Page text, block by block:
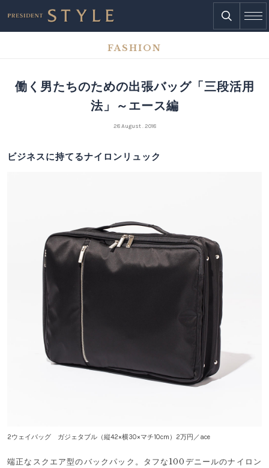
FASHION
働く男たちのための出張バッグ「三段活用
法」～エース編
28 August . 2018
ビジネスに持てるナイロンリュック
2ウェイバッグ ガジェタブル（縦42×横30×マチ10cm）2万円／ace
端正なスクエア型のバックパック。タフな100デニールのナイロン